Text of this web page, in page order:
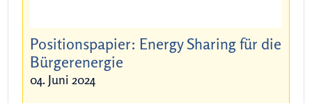
Positionspapier: Energy Sharing für die
Bürgerenergie
04. Juni 2024